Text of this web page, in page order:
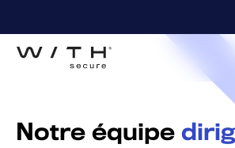
Notre équipe